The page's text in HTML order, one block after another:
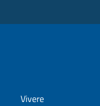
Vivere